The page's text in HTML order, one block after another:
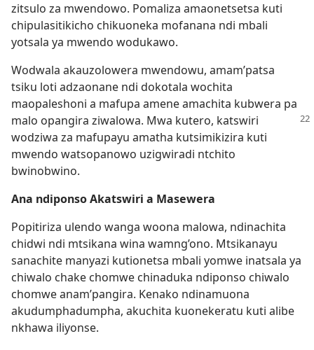
zitsulo za mwendowo. Pomaliza amaonetsetsa kuti
chipulasitikicho chikuoneka mofanana ndi mbali
yotsala ya mwendo wodukawo.
Wodwala akauzolowera mwendowu, amam’patsa
tsiku loti adzaonane ndi dokotala wochita
maopaleshoni a mafupa amene amachita kubwera pa
malo opangira ziwalowa. Mwa kutero, katswiri
wodziwa za mafupayu amatha kutsimikizira kuti
mwendo watsopanowo uzigwiradi ntchito
bwinobwino.
Ana ndiponso Akatswiri a Masewera
Popitiriza ulendo wanga woona malowa, ndinachita
chidwi ndi mtsikana wina wamng’ono. Mtsikanayu
sanachite manyazi kutionetsa mbali yomwe inatsala ya
chiwalo chake chomwe chinaduka ndiponso chiwalo
chomwe anam’pangira. Kenako ndinamuona
akudumphadumpha, akuchita kuonekeratu kuti alibe
nkhawa iliyonse.